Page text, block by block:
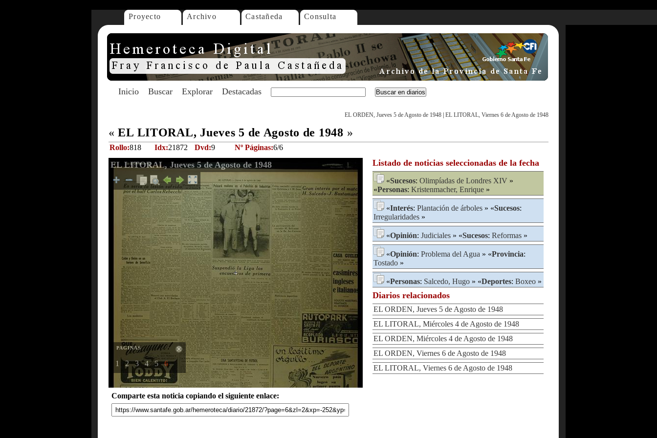
Proyecto Archivo Castañeda Consulta
Inicio Buscar Explorar Destacadas
EL ORDEN, Jueves 5 de Agosto de 1948 EL LITORAL, Viernes 6 de Agosto de 1948
« EL LITORAL, Jueves 5 de Agosto de 1948 »
Rollo:818 Idx:21872 Dvd:9 Nº Páginas:6/6
EL LITORAL, Jueves 5 de Agosto de 1948
PAGINAS
1 2 3 4 5 6
Comparte esta noticia copiando el siguiente enlace:
Listado de noticias seleccionadas de la fecha
«Sucesos: Olimpíadas de Londres XIV »
«Personas: Kristenmacher, Enrique »
«Interés: Plantación de árboles » «Sucesos:
Irregularidades »
«Opinión: Judiciales » «Sucesos: Reformas »
«Opinión: Problema del Agua » «Provincia:
Tostado »
«Personas: Salcedo, Hugo » «Deportes: Boxeo »
Diarios relacionados
EL ORDEN, Jueves 5 de Agosto de 1948
EL LITORAL, Miércoles 4 de Agosto de 1948
EL ORDEN, Miércoles 4 de Agosto de 1948
EL ORDEN, Viernes 6 de Agosto de 1948
EL LITORAL, Viernes 6 de Agosto de 1948